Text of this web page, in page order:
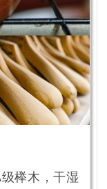
榉木，干湿